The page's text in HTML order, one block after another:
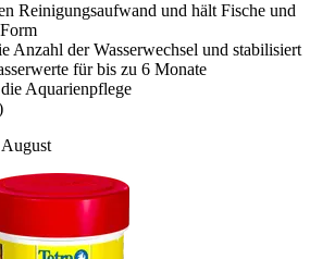
Reinigungsaufwand und hält Fische und
Anzahl der Wasserwechsel und stabilisiert
für bis zu 6 Monate
Aquarienpflege